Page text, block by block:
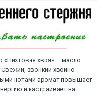
«Пихтовая хвоя» — масло
звонкий хвойно-
нотами аромат повышает
и настраивает на